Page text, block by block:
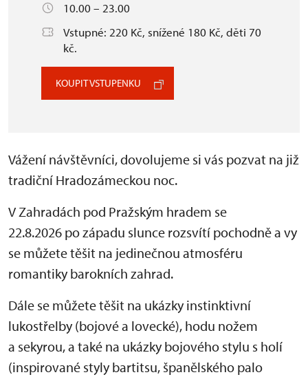
10.00 – 23.00
Vstupné: 220 Kč, snížené 180 Kč, děti 70
kč.
KOUPIT VSTUPENKU
Vážení návštěvníci, dovolujeme si vás pozvat na již
tradiční Hradozámeckou noc.
V Zahradách pod Pražským hradem se
22.8.2026 po západu slunce rozsvítí pochodně a vy
se můžete těšit na jedinečnou atmosféru
romantiky barokních zahrad.
Dále se můžete těšit na ukázky instinktivní
lukostřelby (bojové a lovecké), hodu nožem
a sekyrou, a také na ukázky bojového stylu s holí
(inspirované styly bartitsu, španělského palo